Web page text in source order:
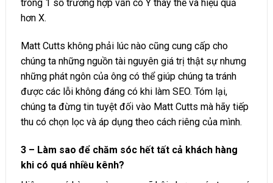
trong 1 số trường hợp vẫn có Y thay thế và hiệu quả
hơn X.
Matt Cutts không phải lúc nào cũng cung cấp cho
chúng ta những nguồn tài nguyên giá trị thật sự nhưng
những phát ngôn của ông có thể giúp chúng ta tránh
được các lỗi không đáng có khi làm SEO. Tóm lại,
chúng ta đừng tin tuyệt đối vào Matt Cutts mà hãy tiếp
thu có chọn lọc và áp dụng theo cách riêng của mình.
3 – Làm sao để chăm sóc hết tất cả khách hàng
khi có quá nhiều kênh?